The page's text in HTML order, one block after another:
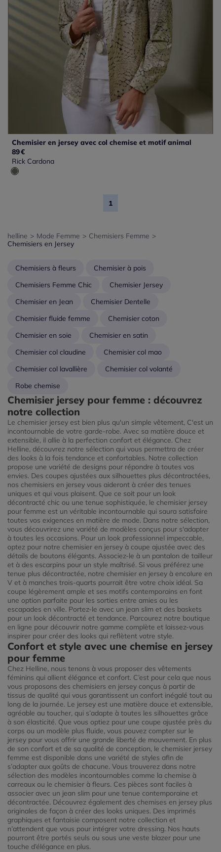
Chemisier en jersey avec col chemise et motif animal
89€
Rick Cardona
1
helline > Mode Femme > Chemisiers Femme >
Chemisiers en Jersey
Chemisiers à fleurs
Chemisier à pois
Chemisiers Femme Chic
Chemisier Jersey
Chemisier en Jean
Chemisier Dentelle
Chemisier fluide femme
Chemisier coton
Chemisier en soie
Chemisier en satin
Chemisier col claudine
Chemisier col mao
Chemisier col lavallière
Chemisier col volanté
Robe chemise
Chemisier jersey pour femme : découvrez
notre collection
Le chemisier jersey est bien plus qu'un simple vêtement, C'est un
incontournable de votre garde-robe. Avec sa matière douce et
extensible, il allie à la perfection confort et élégance. Chez
Helline, découvrez notre sélection qui vous permettra de créer
des looks à la fois tendance et confortables. Notre collection
propose une variété de designs pour répondre à toutes vos
envies. Des coupes ajustées aux silhouettes plus décontractées,
nos chemisiers en jersey vous aideront à créer des tenues
uniques et qui vous plaisent. Que ce soit pour un look
décontracté chic ou une tenue sophistiquée, le chemisier jersey
pour femme est un véritable incontournable qui saura satisfaire
toutes vos exigences en matière de mode. Dans notre sélection,
vous découvrirez une variété de modèles conçus pour s'adapter
à toutes les occasions. Pour un look professionnel impeccable,
optez pour notre chemisier en jersey à coupe ajustée avec des
détails de boutons élégants. Associez-le à un pantalon de tailleur
et à des escarpins pour un style maîtrisé. Si vous préférez une
tenue plus décontractée, notre chemisier en jersey à encolure en
V et à manches trois-quarts pourrait être votre choix idéal. Sa
coupe légèrement ample et ses motifs contemporains en font
une option parfaite pour les sorties entre amies ou les
escapades en ville. Portez-le avec un jean slim et des baskets
pour un look décontracté et tendance. Parcourez notre boutique
en ligne pour découvrir notre gamme complète et laissez-vous
inspirer pour créer des looks qui reflètent votre style.
Confort et style avec une chemise en jersey
pour femme
Chez Helline, nous tenons à vous proposer des vêtements
féminins qui allient élégance et confort. C’est pour cela que nous
vous proposons des chemisiers en jersey conçus à partir de
tissus de qualité qui vous garantissent un confort inégalé tout au
long de la journée. Le jersey est une matière douce et extensible,
agréable au toucher, qui s’adapte à toutes les silhouettes grâce
à son élasticité. Que vous optiez pour une coupe ajustée près du
corps ou un modèle plus fluide, vous pouvez compter sur le
jersey pour vous offrir une grande liberté de mouvement. En plus
de son confort et de sa qualité de conception, le chemisier jersey
femme est disponible dans une variété de styles afin de
s’adapter aux goûts de chacune. Vous trouverez dans notre
sélection des modèles incontournables comme la chemise à
carreaux ou le chemisier à fleurs. Ces pièces sont faciles à
associer avec un jean slim pour une tenue contemporaine et
décontractée. Découvrez également des chemises en jersey plus
originales de façon à créer des looks uniques. Des imprimés
graphiques et fantaisie composent notre collection et
n’attendent que vous pour intégrer votre dressing. Nos hauts
pourront être portés seuls ou sous une veste blazer pour une
touche d’élégance en plus.